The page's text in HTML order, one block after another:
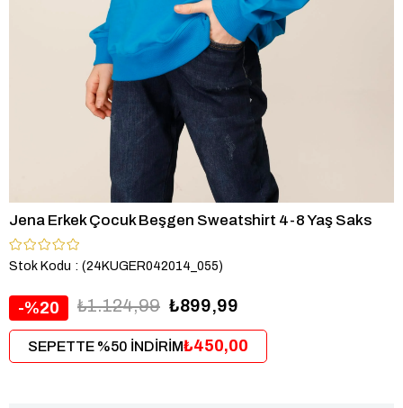
Jena Erkek Çocuk Beşgen Sweatshirt 4-8 Yaş Saks
Stok Kodu (24KUGER042014_055)
20 ₺1.124,99 ₺899,99
SEPETTE %50 İNDİRİM₺450,00